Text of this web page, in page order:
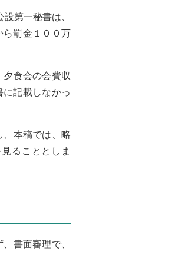
第一秘書は、
ら罰金１００万
食会の会費収
記載しなかっ
本稿では、略
ることとしま
書面審理で、